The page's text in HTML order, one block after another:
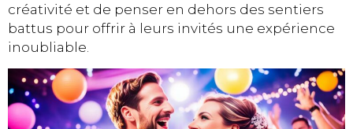
créativité et de penser en dehors des sentiers
battus pour offrir à leurs invités une expérience
inoubliable.